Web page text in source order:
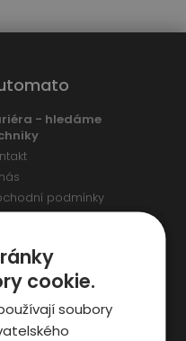
- hledáme
podmínky
cookie.
soubory